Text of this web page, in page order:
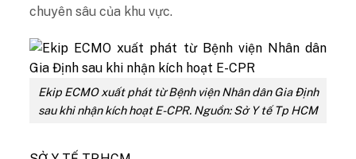
chuyên sâu của khu vực.
Ekip ECMO xuất phát từ Bệnh viện Nhân dân Gia Định
sau khi nhận kích hoạt E-CPR. Nguồn: Sở Y tế Tp HCM